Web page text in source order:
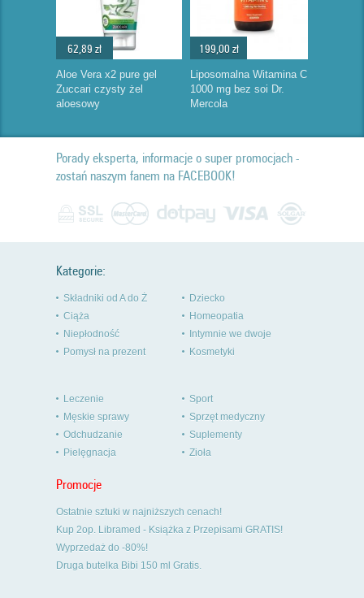
62,89 zł
Aloe Vera x2 pure gel
Zuccari czysty żel
aloesowy
199,00 zł
Liposomalna Witamina C
1000 mg bez soi Dr.
Mercola
Porady eksperta, informacje o super promocjach -
zostań naszym fanem na FACEBOOK!
Kategorie:
Składniki od A do Ż
Ciąża
Niepłodność
Pomysł na prezent
Dziecko
Homeopatia
Intymnie we dwoje
Kosmetyki
Leczenie
Męskie sprawy
Odchudzanie
Pielęgnacja
Sport
Sprzęt medyczny
Suplementy
Zioła
Promocje
Ostatnie sztuki w najniższych cenach!
Kup 2op. Libramed - Książka z Przepisami GRATIS!
Wyprzedaż do -80%!
Druga butelka Bibi 150 ml Gratis.